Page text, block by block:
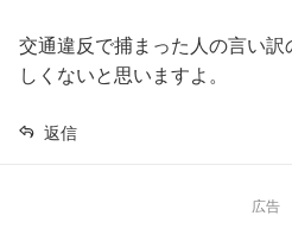
交通違反で捕まった人の言い
しくないと思いますよ。
返信
広告